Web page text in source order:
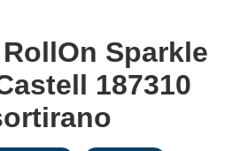
Sparkle
187310